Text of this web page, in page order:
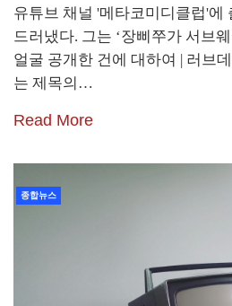
유튜브 채널 '메타코미디클럽'에
드러냈다. 그는 ‘장삐쭈가 서브
얼굴 공개한 건에 대하여 | 러브
는 제목의…
Read More
종합뉴스